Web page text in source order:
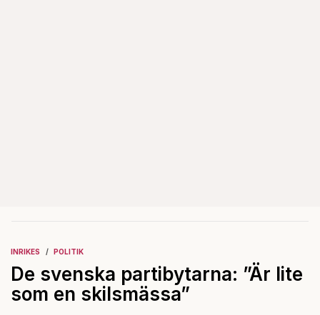
INRIKES POLITIK
De svenska partibytarna: ”Är lite
som en skilsmässa”